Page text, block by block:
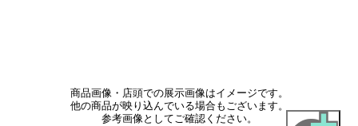
商品画像・店頭での展示画像はイメージです。
他の商品が映り込んでいる場合もございます。
参考画像としてご確認ください。